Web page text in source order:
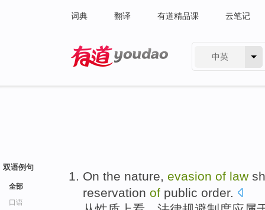
词典 翻译 有道精品课 云笔记
中英
双语例句
全部
口语
On the nature, evasion of law
reservation of public order.